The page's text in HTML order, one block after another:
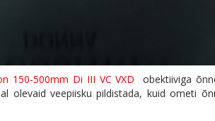
150-500mm Di III VC VXD obektiiviga
olevaid veepiisku pildistada, kuid ometi